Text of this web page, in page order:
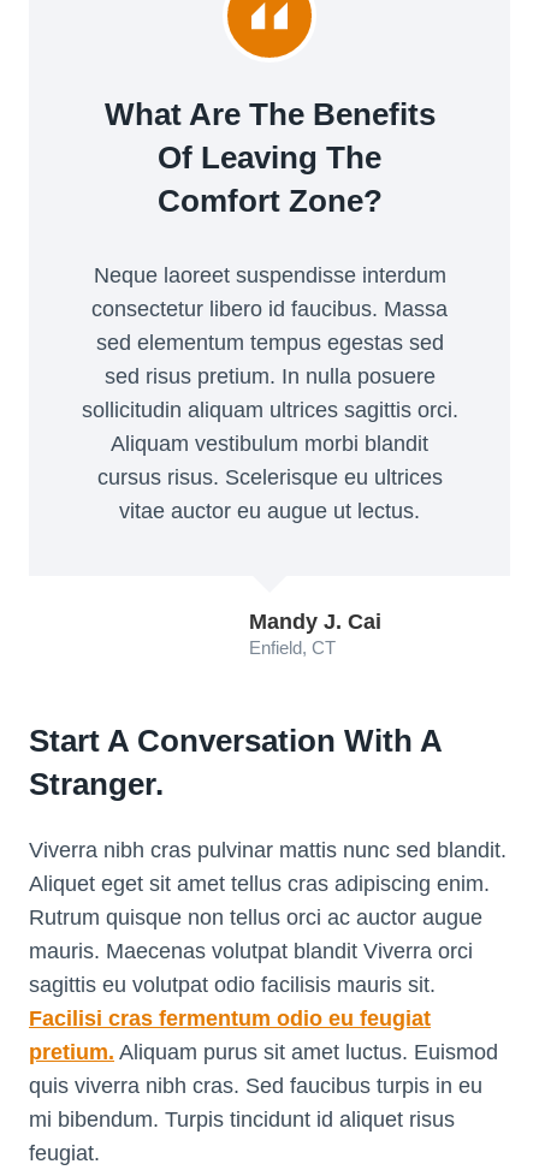
What Are The Benefits
Of Leaving The
Comfort Zone?
Neque laoreet suspendisse interdum
consectetur libero id faucibus. Massa
sed elementum tempus egestas sed
sed risus pretium. In nulla posuere
sollicitudin aliquam ultrices sagittis orci.
Aliquam vestibulum morbi blandit
cursus risus. Scelerisque eu ultrices
vitae auctor eu augue ut lectus.
Mandy J. Cai
Enfield, CT
Start A Conversation With A
Stranger.
Viverra nibh cras pulvinar mattis nunc sed blandit.
Aliquet eget sit amet tellus cras adipiscing enim.
Rutrum quisque non tellus orci ac auctor augue
mauris. Maecenas volutpat blandit Viverra orci
sagittis eu volutpat odio facilisis mauris sit.
Facilisi cras fermentum odio eu feugiat
pretium. Aliquam purus sit amet luctus. Euismod
quis viverra nibh cras. Sed faucibus turpis in eu
mi bibendum. Turpis tincidunt id aliquet risus
feugiat.